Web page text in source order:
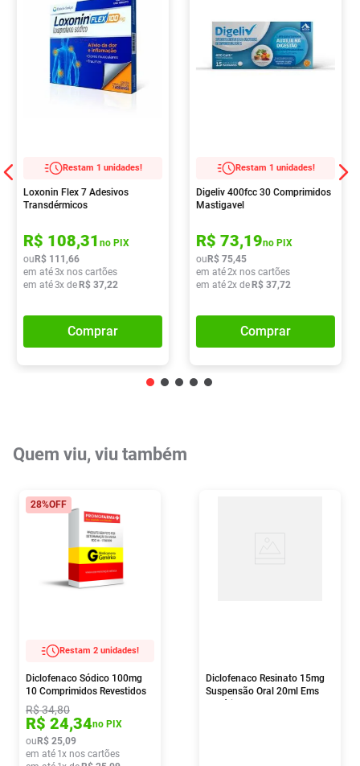
Restam 1 unidades!
Loxonin Flex 7 Adesivos
Transdérmicos
R$ 108,31 no PIX
ou R$ 111 ,66
em até3x nos cartões
em até3x de R$ 37,22
Comprar
Restam 1 unidades!
Digeliv 400fcc 30 Comprimidos
Mastigavel
R$ 73,19no PIX
ou R$ 75,45
em até2x nos cartões
em até2x de R$ 37,72
Comprar
Quem viu, viu também
28%OFF
Restam 2 unidades!
Diclofenaco Sódico 100mg
10 Comprimidos Revestidos
Ems
R$34,80
R$ 24,34no PIX
ou R$ 25,09
em até 1x nos cartões
Diclofenaco Resinato 15mg
Suspensão Oral 20ml Ems